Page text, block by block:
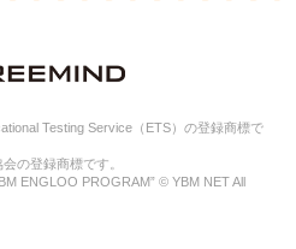
の保護のために必要がある場合であ
の健全な育成の推進のために特に必
必要な範囲内において、個人情報の
Testing Service（ETS）の登録商標で
の登録商標です。
ENGLOO PROGRAM” © YBM NET All